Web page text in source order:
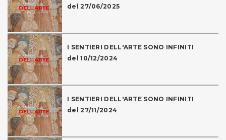
del 27/06/2025
I SENTIERI DELL'ARTE SONO INFINITI
del 10/12/2024
I SENTIERI DELL'ARTE SONO INFINITI
del 27/11/2024